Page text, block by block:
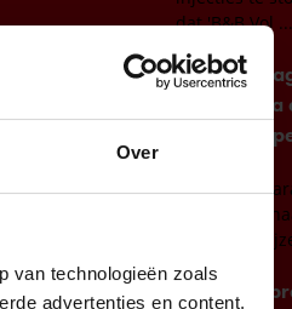
Over
van technologieën zoals
advertenties en content,